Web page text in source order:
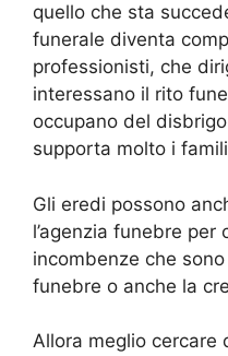
quello che sta
funerale diventa
professionisti, che
interessano il rito
occupano del
supporta molto i
Gli eredi possono
l’agenzia funebre
incombenze che
funebre o anche la
Allora meglio cercare